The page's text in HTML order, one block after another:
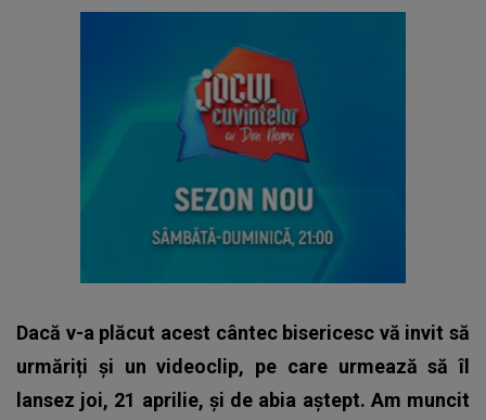
Dacă v-a plăcut acest cântec bisericesc vă invit să
urmăriți și un videoclip, pe care urmează să îl
lansez joi, 21 aprilie, și de abia aștept. Am muncit